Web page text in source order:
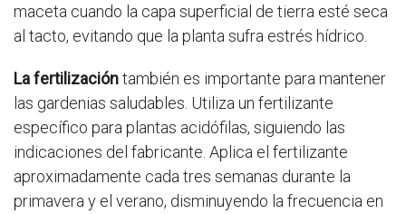
maceta cuando la capa superficial de tierra esté seca
al tacto, evitando que la planta sufra estrés hídrico.
La fertilizacióntambién es importante para mantener
las gardenias saludables. Utiliza un fertilizante
específico para plantas acidófilas, siguiendo las
indicaciones del fabricante. Aplica el fertilizante
aproximadamente cada tres semanas durante la
primavera y el verano, disminuyendo la frecuencia en